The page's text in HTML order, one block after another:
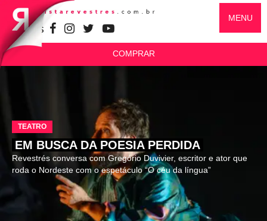
SIGA-NOS
MENU
COMPRAR
TEATRO
EM BUSCA DA POESIA PERDIDA
Revestrés conversa com Gregório Duvivier, escritor e ator que
roda o Nordeste com o espetáculo “O céu da língua”